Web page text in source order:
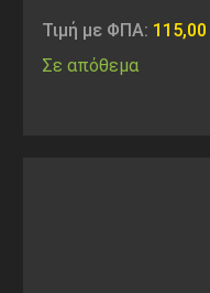
Τιμή με ΦΠΑ: 115,00
Σε απόθεμα